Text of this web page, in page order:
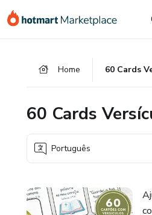
para
para
para
Home
60 Cards
Português